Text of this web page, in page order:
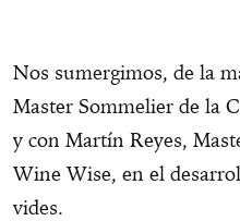
Nos sumergimos, de la
Master Sommelier de la
y con Martín Reyes,
Wine Wise, en el
vides.